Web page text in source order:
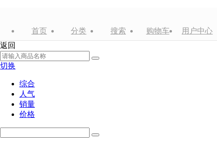
首页 分类 搜索 购物车
用户中心
返回
切换
综合
人气
销量
价格